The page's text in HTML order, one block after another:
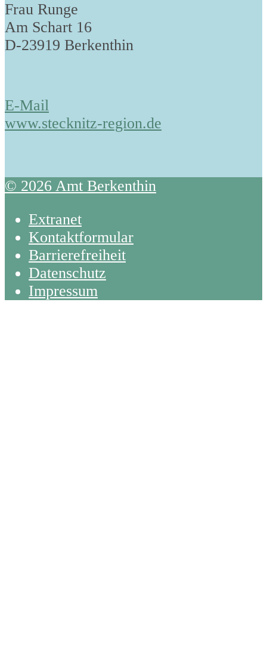
Frau Runge
Am Schart 16
D-23919 Berkenthin
E-Mail
www.stecknitz-region.de
© 2026 Amt Berkenthin
Extranet
Kontaktformular
Barrierefreiheit
Datenschutz
Impressum